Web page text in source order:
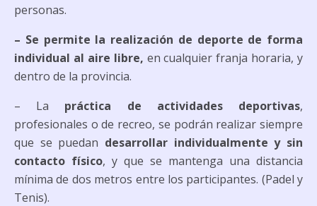
personas.
– Se permite la realización de deporte de forma
individual al aire libre, en cualquier franja horaria, y
dentro de la provincia.
– La práctica de actividades deportivas,
profesionales o de recreo, se podrán realizar siempre
que se puedan desarrollar individualmente y sin
contacto físico, y que se mantenga una distancia
mínima de dos metros entre los participantes. (Padel y
Tenis).